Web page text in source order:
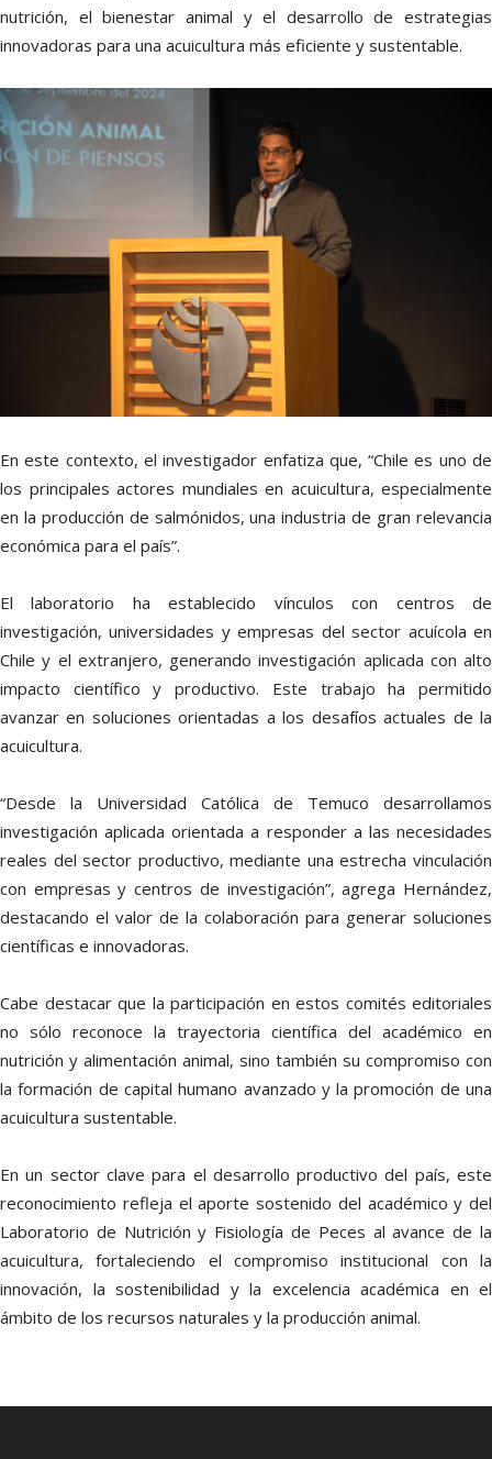
nutrición, el bienestar animal y el desarrollo de estrategias
innovadoras para una acuicultura más eficiente y sustentable.
En este contexto, el investigador enfatiza que, “Chile es uno de
los principales actores mundiales en acuicultura, especialmente
en la producción de salmónidos, una industria de gran relevancia
económica para el país”.
El laboratorio ha establecido vínculos con centros de
investigación, universidades y empresas del sector acuícola en
Chile y el extranjero, generando investigación aplicada con alto
impacto científico y productivo. Este trabajo ha permitido
avanzar en soluciones orientadas a los desafíos actuales de la
acuicultura.
“Desde la Universidad Católica de Temuco desarrollamos
investigación aplicada orientada a responder a las necesidades
reales del sector productivo, mediante una estrecha vinculación
con empresas y centros de investigación”, agrega Hernández,
destacando el valor de la colaboración para generar soluciones
científicas e innovadoras.
Cabe destacar que la participación en estos comités editoriales
no sólo reconoce la trayectoria científica del académico en
nutrición y alimentación animal, sino también su compromiso con
la formación de capital humano avanzado y la promoción de una
acuicultura sustentable.
En un sector clave para el desarrollo productivo del país, este
reconocimiento refleja el aporte sostenido del académico y del
Laboratorio de Nutrición y Fisiología de Peces al avance de la
acuicultura, fortaleciendo el compromiso institucional con la
innovación, la sostenibilidad y la excelencia académica en el
ámbito de los recursos naturales y la producción animal.